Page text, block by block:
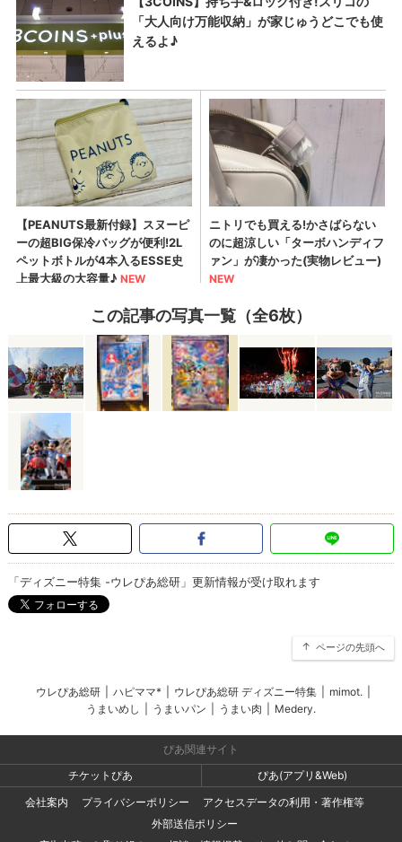
この記事の写真一覧（全6枚）
「ディズニー特集 -ウレぴあ総研」更新情報が受け取れます
ページの先頭へ
ウレぴあ総研 ハピママ* ウレぴあ総研 ディズニー特集 mimot.
うまいめし
うまいパン うまい肉 Medery.
ぴあ関連サイト
チケットぴあ
ぴあ(アプリ&Web)
会社案内
プライバシーポリシー
アクセスデータの利用・著作権等
外部送信ポリシー